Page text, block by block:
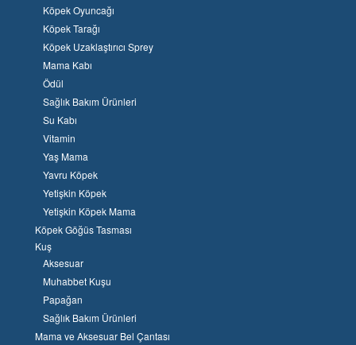
Köpek Oyuncağı
Köpek Tarağı
Köpek Uzaklaştırıcı Sprey
Mama Kabı
Ödül
Sağlık Bakım Ürünleri
Su Kabı
Vitamin
Yaş Mama
Yavru Köpek
Yetişkin Köpek
Yetişkin Köpek Mama
Köpek Göğüs Tasması
Kuş
Aksesuar
Muhabbet Kuşu
Papağan
Sağlık Bakım Ürünleri
Mama ve Aksesuar Bel Çantası